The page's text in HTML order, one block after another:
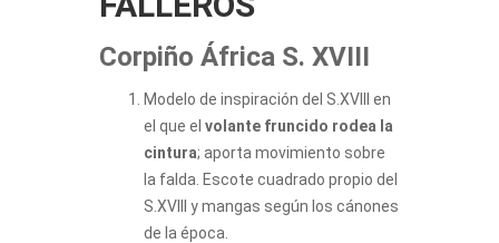
Corpiño África S. XVIII
Modelo de inspiración del S.XVIII en
el que el volante fruncido rodea la
cintura; aporta movimiento sobre
la falda. Escote cuadrado propio del
S.XVIII y mangas según los cánones
de la época.